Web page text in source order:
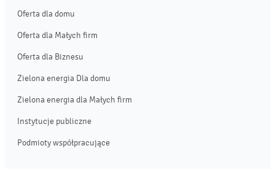
Oferta dla domu
Oferta dla Małych firm
Oferta dla Biznesu
Zielona energia Dla domu
Zielona energia dla Małych firm
Instytucje publiczne
Podmioty współpracujące